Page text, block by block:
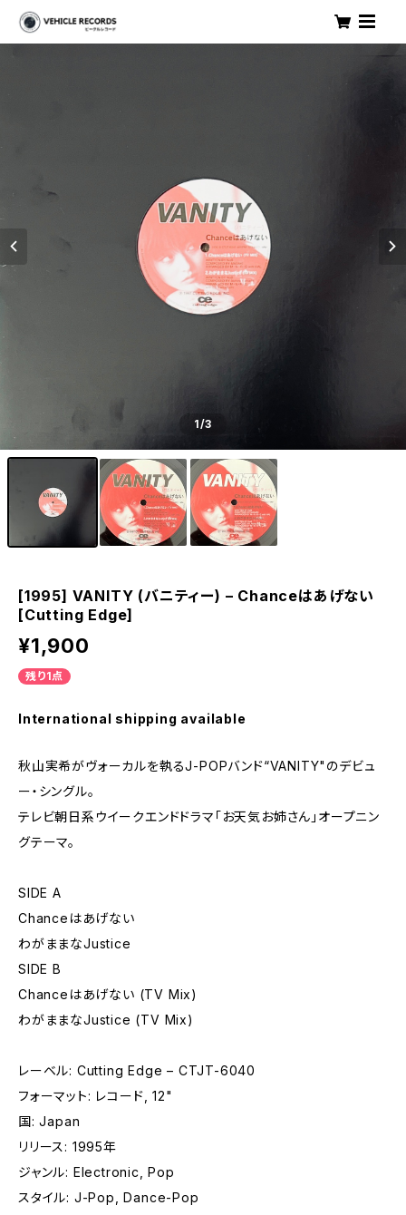
1/3
[1995] VANITY (バニティー) – Chanceはあげない
[Cutting Edge]
¥1,900
残り1点
International shipping available
秋山実希がヴォーカルを執るJ-POPバンド“VANITY"のデビュ
ー・シングル。
テレビ朝日系ウイークエンドドラマ「お天気お姉さん」オープニン
グテーマ。
SIDE A
Chanceはあげない
わがままなJustice
SIDE B
Chanceはあげない (TV Mix)
わがままなJustice (TV Mix)
レーベル: Cutting Edge – CTJT-6040
フォーマット: レコード, 12"
国: Japan
リリース: 1995年
ジャンル: Electronic, Pop
スタイル: J-Pop, Dance-Pop